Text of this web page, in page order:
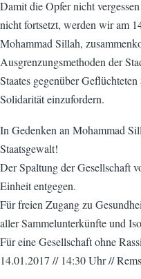
Damit die Opfer nicht
nicht fortsetzt, werden wir am
Mohammad Sillah,
Ausgrenzungsmethoden der
Staates gegenüber
Solidarität einzufordern.
In Gedenken an Mohammad
Staatsgewalt!
Der Spaltung der Gesellschaft
Einheit entgegen.
Für freien Zugang zu
aller Sammelunterkünfte und
Für eine Gesellschaft ohne
14.01.2017 // 14:30 Uhr //